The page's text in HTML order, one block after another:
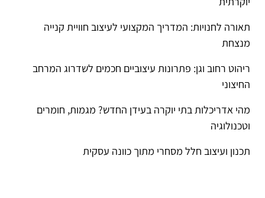
תאורה לחנויות: המדריך המקצועי לעיצוב חוויית קנייה
מנצחת
ריהוט רחוב וגן: פתרונות עיצוביים חכמים לשדרוג המרחב
החיצוני
מהי אדריכלות בתי יוקרה בעידן החדש? מגמות, חומרים
וטכנולוגיה
תכנון ועיצוב חלל מסחרי מתוך כוונה עסקית